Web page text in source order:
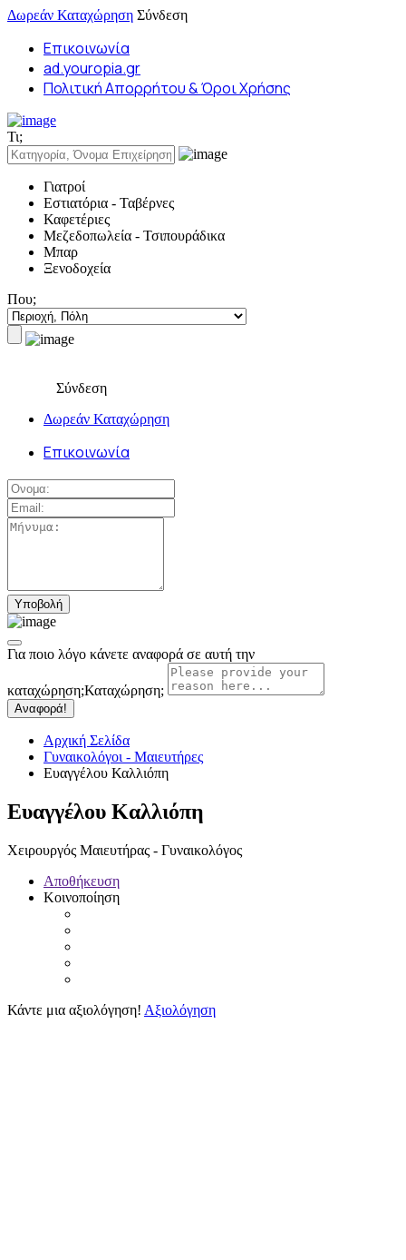
Δωρεάν Καταχώρηση Σύνδεση
Επικοινωνία
ad.youropia.gr
Πολιτική Απορρήτου & Όροι Χρήσης
Τι;
Γιατροί
Εστιατόρια - Ταβέρνες
Καφετέριες
Μεζεδοπωλεία - Τσιπουράδικα
Μπαρ
Ξενοδοχεία
Που;
Σύνδεση
Δωρεάν Καταχώρηση
Επικοινωνία
Για ποιο λόγο κάνετε αναφορά σε αυτή την
καταχώρηση;Καταχώρηση;
Αναφορά!
Αρχική Σελίδα
Γυναικολόγοι - Μαιευτήρες
Ευαγγέλου Καλλιόπη
Ευαγγέλου Καλλιόπη
Χειρουργός Μαιευτήρας - Γυναικολόγος
Αποθήκευση
Κοινοποίηση
Κάντε μια αξιολόγηση! Αξιολόγηση